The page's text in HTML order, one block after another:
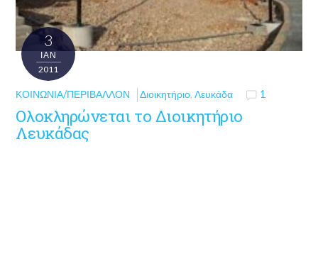
3
ΙΑΝ
2011
ΚΟΙΝΩΝΊΑ/ΠΕΡΙΒΆΛΛΟΝ Διοικητήριο,Λευκάδα 1
Ολοκληρώνεται το Διοικητήριο
Λευκάδας